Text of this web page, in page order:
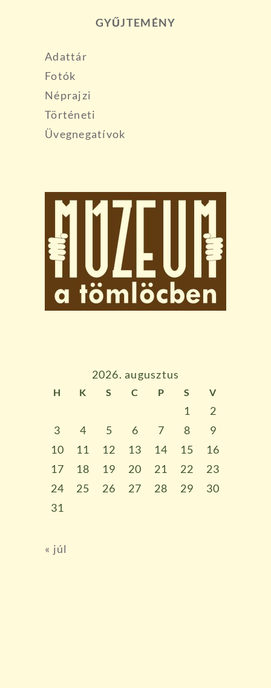
GYŰJTEMÉNY
Adattár
Fotók
Néprajzi
Történeti
Üvegnegatívok
2026. augusztus
H K S C P S V
1
2
3
4 5 6 7 8
9
10
11 12 13 14 15
16
17
18 19 20 21 22
23
24
25 26 27 28 29
30
31
« júl